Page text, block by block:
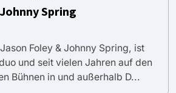
Spring
Foley & Johnny Spring, ist
und seit vielen Jahren auf den
Bühnen in und außerhalb D...